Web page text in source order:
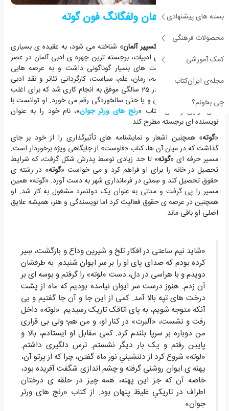
بسته های پیشنهادی
محصولات فرهنگی
کمک آموزشی
مجله‌ی ایران‌کتاب
چی بخونم؟
یوهان ولفگانگ فون گوته
شکسپیر آلمان» شناخته می شود، به عقیده ی بسیاری
از پژوهشگران حوزه ی ادبیات، برجسته ترین چهره ی ادبی آلمان در عصر
مدرن است. او فعالیت های بسیار گوناگونی داشت و به عرصه هایی
همچون شعر، نمایشنامه، رمان، علم، سیاست، کارگردانی تئاتر و نقد ادبی
» در 25 سالگی موفق به انجام کاری شد که برای اغلب
نویسندگان در میانسالی و یا حتی سالخوردگی رقم می خورد: او توانست با
خلق اولین رمانش، کتاب «رنج های ورتر جوان»، نام خود را به عنوان
نویسنده ای برجسته مطرح کند.
«گوته» همچنین اشعار و نمایشنامه های تأثیرگذاری را از خود بر جای
گذاشت که در میان آن ها، کتاب «فاوست» از جایگاهی ویژه برخوردار است.
مسیر حرفه ای «گوته» تا حد زیادی توسط پدرش شکل گرفت، که شرایط
تحصیل در خانه را برای او فراهم کرد و می خواست «گوته» در رشته ی
حقوق تحصیل کند و سِمتی در فرمانداری شهر به دست آورد. «گوته» همین
مسیر را پی گرفت و مدتی به عنوان یک دولتمرد مشغول به کار شد. او
همچنین در عرصه ی حقوق فعالیت کرد اما نویسندگی و هنر، همیشه علایق
اصلی او باقی ماند.
«شاید نیم ساعتی در افکار تلخ و شیرین وداع و بازگشت، سِیر
کرده بودم که صدای پای او را بر سر ایوان شنیدم. به طرفشان
دویدم و با هراسی در دل، دست «لوته» را گرفتم و بوسه ای بر
آن زدم. هنوز درست سر ایوان نیامده بودیم که ماه از پشت
درخت های تپه بالا آمد. کمی از این جا و آن جا گفتیم و بی
آنکه متوجه شویم، به پای اتاقک تاریک رسیدیم. «لوته» داخل
رفت و نشست، «آلبرت» در کنار او، و من هم؛ ولی بی قراری
من دوباره بر سرپا بلندم کرد. کمی مقابل او ایستادم، بالا و
پایین رفتم و یک بار دیگر نشستم. ترس دلگیری داشتم.
«لوته» شروع کرد از دلنشینیِ نور ماه گفتن، چرا که از پرتو آن،
پهنه ی ایوان روشنی گرفته و چشم اندازی شگفت آفریده بود،
خاصه آن که جز این پهنه، همه چیز در حلقه ی درختان
اطراف در تاریکیِ غلیظ پنهان بود. از کتاب «رنج های ورتر
جوان»